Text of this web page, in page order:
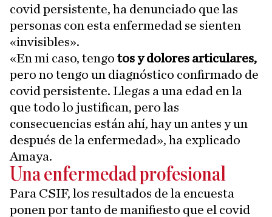
covid persistente, ha denunciado que las
personas con esta enfermedad se sienten
«invisibles».
«En mi caso, tengo tos y dolores articulares,
pero no tengo un diagnóstico confirmado de
covid persistente. Llegas a una edad en la
que todo lo justifican, pero las
consecuencias están ahí, hay un antes y un
después de la enfermedad», ha explicado
Amaya.
Una enfermedad profesional
Para CSIF, los resultados de la encuesta
ponen por tanto de manifiesto que el covid